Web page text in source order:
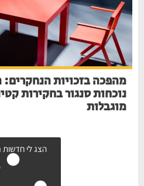
מהפכה בזכויות הנחקרים:
נוכחות סנגור בחקירות
מוגבלות
הצג לי חדשות